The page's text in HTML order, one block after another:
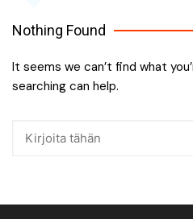
Nothing Found
It seems we can’t find what
searching can help.